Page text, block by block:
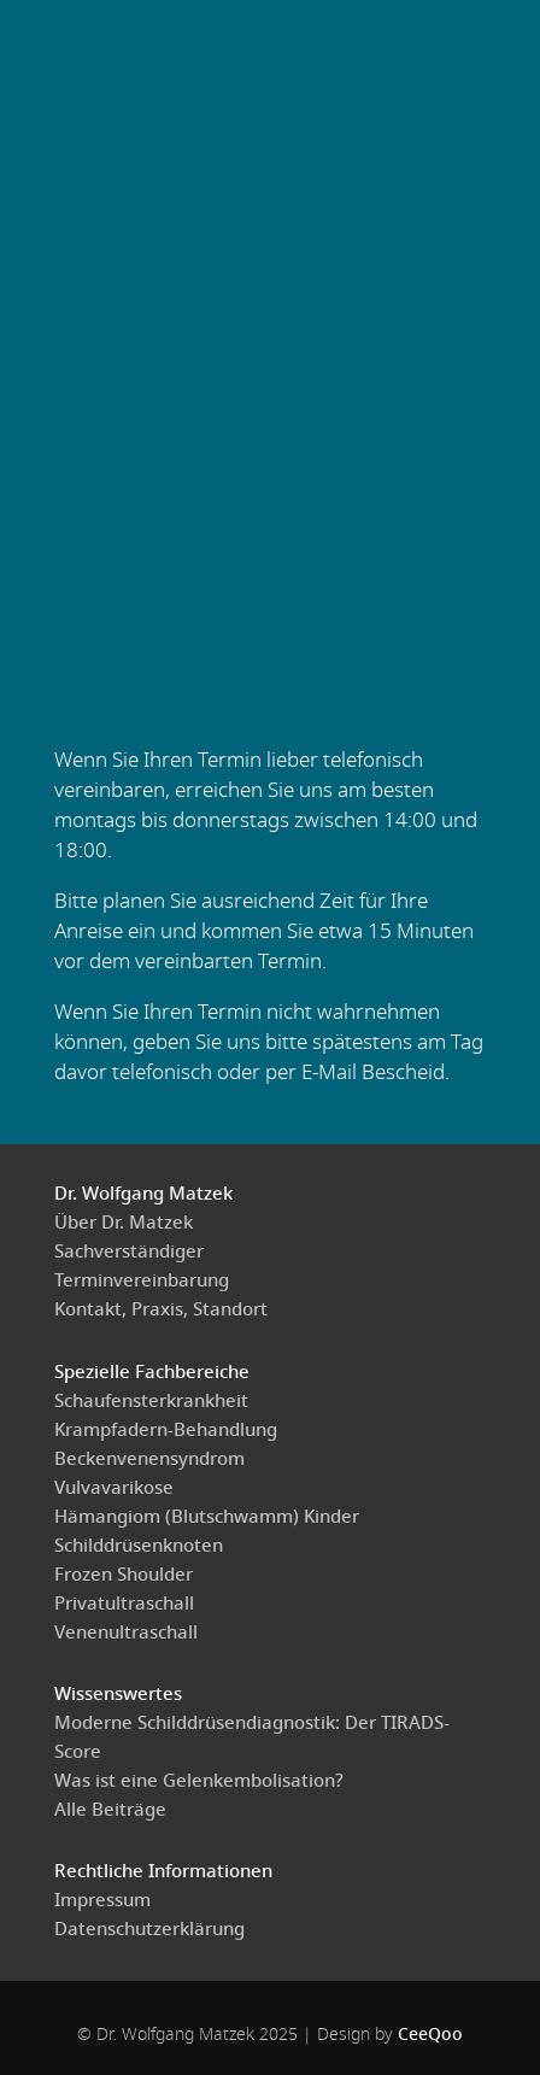
Wenn Sie Ihren Termin lieber telefonisch
vereinbaren, erreichen Sie uns am besten
montags bis donnerstags zwischen 14:00 und
18:00.
Bitte planen Sie ausreichend Zeit für Ihre
Anreise ein und kommen Sie etwa 15 Minuten
vor dem vereinbarten Termin.
Wenn Sie Ihren Termin nicht wahrnehmen
können, geben Sie uns bitte spätestens am Tag
davor telefonisch oder per E-Mail Bescheid.
Dr. Wolfgang Matzek
Über Dr. Matzek
Sachverständiger
Terminvereinbarung
Kontakt, Praxis, Standort
Spezielle Fachbereiche
Schaufensterkrankheit
Krampfadern-Behandlung
Beckenvenensyndrom
Vulvavarikose
Hämangiom (Blutschwamm) Kinder
Schilddrüsenknoten
Frozen Shoulder
Privatultraschall
Venenultraschall
Wissenswertes
Moderne Schilddrüsendiagnostik: Der TIRADS-
Score
Was ist eine Gelenkembolisation?
Alle Beiträge
Rechtliche Informationen
Impressum
Datenschutzerklärung
© Dr. Wolfgang Matzek 2025 | Design by CeeQoo